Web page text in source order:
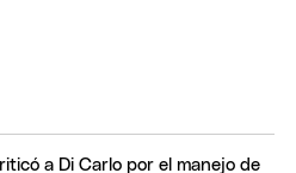
a Di Carlo por el manejo de